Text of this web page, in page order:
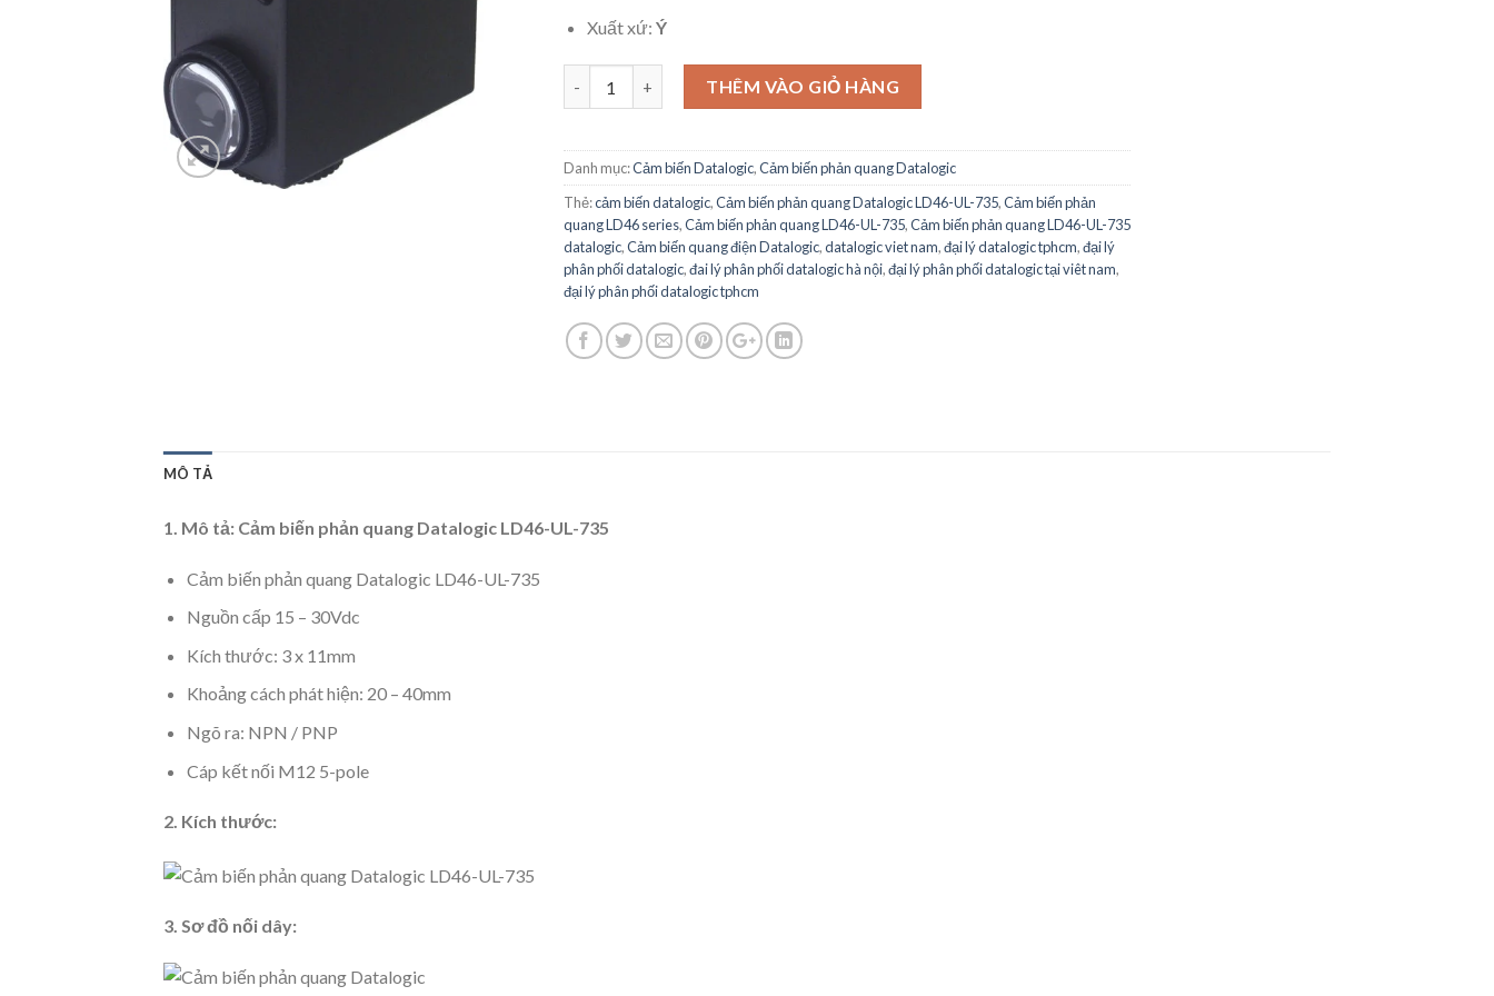
Xuất xứ: Ý
Cảm biến phản quang Datalogic LD46-UL-735 số lượng
THÊM VÀO GIỎ HÀNG
Danh mục:Cảm biến Datalogic,Cảm biến phản quang Datalogic
Thẻ:cảm biến datalogic,Cảm biến phản quang Datalogic LD46-UL-735,Cảm biến phản
quang LD46 series,Cảm biến phản quang LD46-UL-735,Cảm biến phản quang LD46-UL-735
datalogic,Cảm biến quang điện Datalogic,datalogic viet nam,đại lý datalogic tphcm,đại lý
phân phối datalogic,đai lý phân phối datalogic hà nội,đại lý phân phối datalogic tại viêt nam,
đại lý phân phối datalogic tphcm
MÔ TẢ
1. Mô tả: Cảm biến phản quang Datalogic LD46-UL-735
Cảm biến phản quang Datalogic LD46-UL-735
Nguồn cấp 15 – 30Vdc
Kích thước: 3 x 11mm
Khoảng cách phát hiện: 20 – 40mm
Ngõ ra: NPN / PNP
Cáp kết nối M12 5-pole
2. Kích thước:
3. Sơ đồ nối dây: